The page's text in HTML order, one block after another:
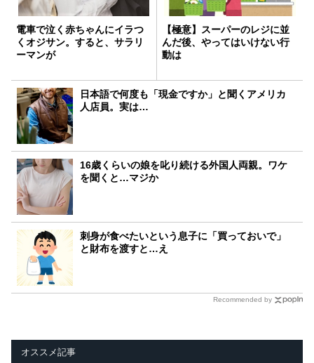
電車で泣く赤ちゃんにイラつ
くオジサン。すると、サラリ
ーマンが
【極意】スーパーのレジに並
んだ後、やってはいけない行
動は
日本語で何度も「現金ですか」と聞くアメリカ
人店員。実は…
16歳くらいの娘を叱り続ける外国人両親。ワケ
を聞くと…マジか
刺身が食べたいという息子に「買っておいで」
と財布を渡すと…え
Recommended by
オススメ記事